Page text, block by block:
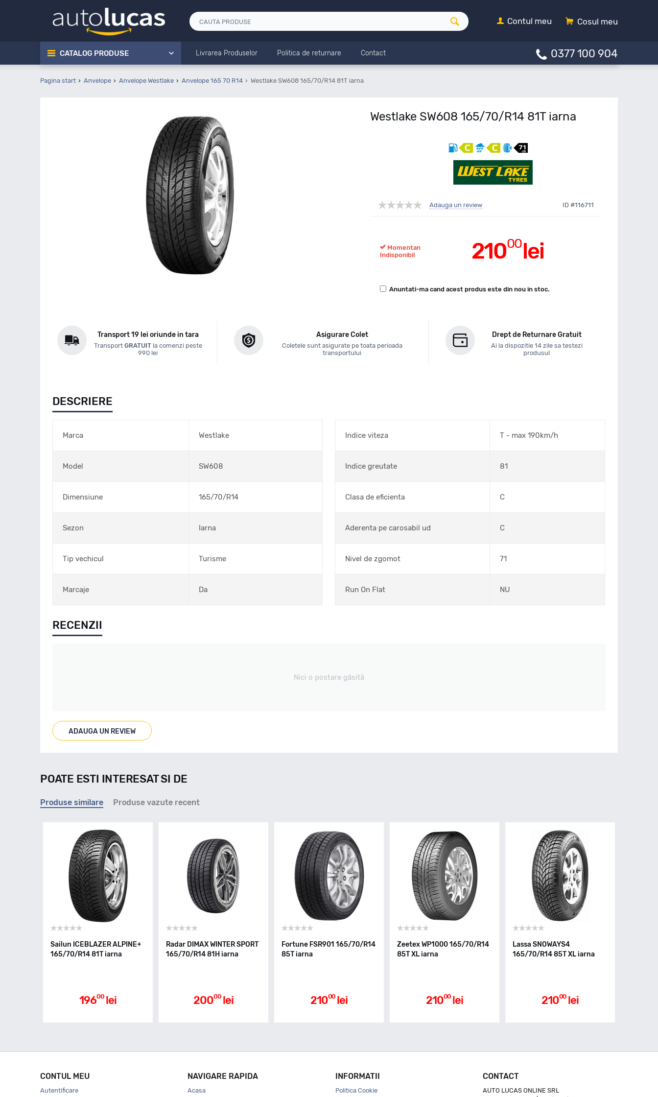
Cosul meu
Contul meu
CATALOG PRODUSE Livrarea Produselor Politica de returnare Contact 0377 100 904
Pagina start Anvelope Anvelope Westlake Anvelope 165 70 R14 Westlake SW608 165/70/R14 81T iarna
Westlake SW608 165/70/R14 81T iarna
Adauga un review ID #116711
21000lei
Momentan
Indisponibil
Anuntati-ma cand acest produs este din nou in stoc.
Transport 19 lei oriunde in tara
Transport GRATUITla comenzi peste
990 lei
Asigurare Colet
Coletele sunt asigurate pe toata perioada
transportului
Drept de Returnare Gratuit
Ai la dispozitie 14 zile sa testezi
produsul
DESCRIERE
Marca Westlake
Model SW608
Dimensiune 165/70/R14
Sezon Iarna
Tip vechicul Turisme
Marcaje Da
Indice viteza T - max 190km/h
Indice greutate 81
Clasa de eficienta C
Aderenta pe carosabil ud C
Nivel de zgomot 71
Run On Flat NU
RECENZII
Nici o postare găsită
ADAUGA UN REVIEW
POATE ESTI INTERESAT SI DE
Produse similare Produse vazute recent
Sailun ICEBLAZER ALPINE+
165/70/R14 81T iarna
19600 lei
Radar DIMAX WINTER SPORT
165/70/R14 81H iarna
20000 lei
Fortune FSR901 165/70/R14
85T iarna
21000 lei
Zeetex WP1000 165/70/R14
85T XL iarna
21000 lei
Lassa SNOWAYS4
165/70/R14 85T XL iarna
21000 lei
CONTUL MEU
Autentificare
NAVIGARE RAPIDA
Acasa
INFORMATII
Politica Cookie
CONTACT
AUTO LUCAS ONLINE SRL